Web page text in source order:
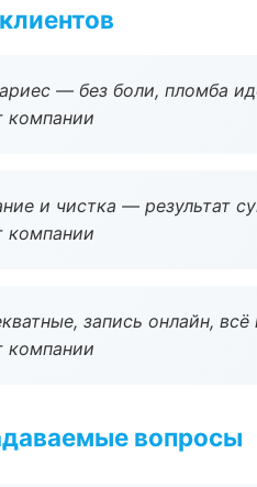
— без боли, пломба
компании
и чистка — результат
компании
запись онлайн,
компании
вопросы